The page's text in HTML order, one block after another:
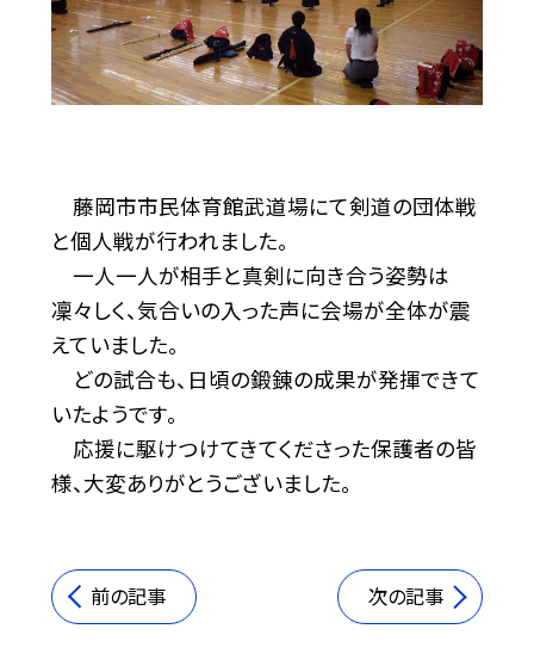
藤岡市市民体育館武道場にて剣道の団体戦
と個人戦が行われました。
一人一人が相手と真剣に向き合う姿勢は
凜々しく、気合いの入った声に会場が全体が震
えていました。
どの試合も、日頃の鍛錬の成果が発揮できて
いたようです。
応援に駆けつけてきてくださった保護者の皆
様、大変ありがとうございました。
前の記事 次の記事